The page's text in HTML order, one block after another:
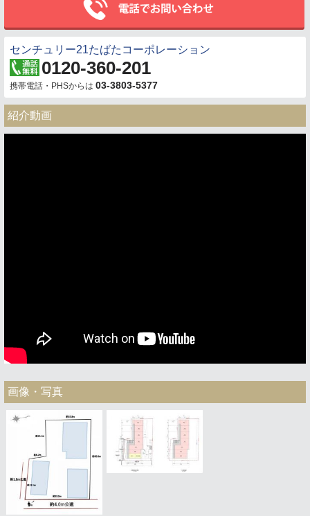
センチュリー21たばたコーポレーション
0120-360-201
携帯電話・PHSからは 03-3803-5377
紹介動画
画像・写真